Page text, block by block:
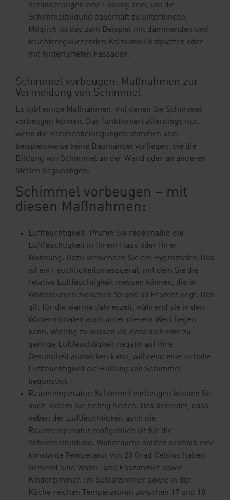
Veränderungen eine Lösung sein, um die
Schimmelbildung dauerhaft zu unterbinden.
Möglich ist das zum Beispiel mit dämmenden und
feuchteregulierenden Kalziumsilikatplatten oder
mit hinterlüfteten Fassaden.
Schimmel vorbeugen: Maßnahmen zur
Vermeidung von Schimmel
Es gibt einige Maßnahmen, mit denen Sie Schimmel
vorbeugen können. Das funktioniert allerdings nur,
wenn die Rahmenbedingungen stimmen und
beispielsweise keine Baumängel vorliegen, die die
Bildung von Schimmel an der Wand oder an anderen
Stellen begünstigen.
Schimmel vorbeugen – mit
diesen Maßnahmen:
Luftfeuchtigkeit: Prüfen Sie regelmäßig die
Luftfeuchtigkeit in Ihrem Haus oder Ihrer
Wohnung. Dazu verwenden Sie ein Hygrometer. Das
ist ein Feuchtigkeitsmessgerät, mit dem Sie die
relative Luftfeuchtigkeit messen können, die in
Wohnräumen zwischen 55 und 60 Prozent liegt. Das
gilt für die warme Jahreszeit, während sie in den
Wintermonaten auch unter diesem Wert liegen
kann. Wichtig zu wissen ist, dass sich eine zu
geringe Luftfeuchtigkeit negativ auf Ihre
Gesundheit auswirken kann, während eine zu hohe
Luftfeuchtigkeit die Bildung von Schimmel
begünstigt.
Raumtemperatur: Schimmel vorbeugen können Sie
auch, indem Sie richtig heizen. Das bedeutet, dass
neben der Luftfeuchtigkeit auch die
Raumtemperatur maßgeblich ist für die
Schimmelbildung. Wohnräume sollten deshalb eine
konstante Temperatur von 20 Grad Celsius haben.
Gemeint sind Wohn- und Esszimmer sowie
Kinderzimmer. Im Schlafzimmer sowie in der
Küche reichen Temperaturen zwischen 17 und 18